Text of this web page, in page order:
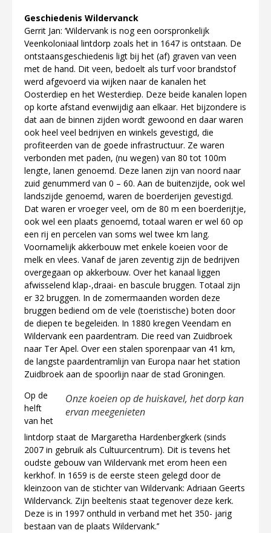
Geschiedenis Wildervanck
Gerrit Jan: ‘Wildervank is nog een oorspronkelijk
Veenkoloniaal lintdorp zoals het in 1647 is ontstaan. De
ontstaansgeschiedenis ligt bij het (af) graven van veen
met de hand. Dit veen, bedoelt als turf voor brandstof
werd afgevoerd via wijken naar de kanalen het
Oosterdiep en het Westerdiep. Deze beide kanalen lopen
op korte afstand evenwijdig aan elkaar. Het bijzondere is
dat aan de binnen zijden wordt gewoond en daar waren
ook heel veel bedrijven en winkels gevestigd, die
profiteerden van de goede infrastructuur. Ze waren
verbonden met paden, (nu wegen) van 80 tot 100m
lengte, lanen genoemd. Deze lanen zijn van noord naar
zuid genummerd van 0 – 60. Aan de buitenzijde, ook wel
landszijde genoemd, waren de boerderijen gevestigd.
Dat waren er vroeger veel, om de 80 m een boerderijtje,
ook wel een plaats genoemd, totaal waren er wel 60 op
een rij en percelen van soms wel twee km lang.
Voornamelijk akkerbouw met enkele koeien voor de
melk en vlees. Vanaf de jaren zeventig zijn de bedrijven
overgegaan op akkerbouw. Over het kanaal liggen
afwisselend klap-,draai- en bascule bruggen. Totaal zijn
er 32 bruggen. In de zomermaanden worden deze
bruggen bediend om de vele (toeristische) boten door
de diepen te begeleiden. In 1880 kregen Veendam en
Wildervank een paardentram. Die reed van Zuidbroek
naar Ter Apel. Over een stalen sporenpaar van 41 km,
de langste paardentramlijn van Europa naar het station
Zuidbroek aan de spoorlijn naar de stad Groningen.
Onze koeien op de huiskavel, het dorp kan
ervan meegenieten
Op de
helft
van het
lintdorp staat de Margaretha Hardenbergkerk (sinds
2007 in gebruik als Cultuurcentrum). Dit is tevens het
oudste gebouw van Wildervank met erom heen een
kerkhof. In 1659 is de eerste steen gelegd door de
kleinzoon van de stichter van Wildervank: Adriaan Geerts
Wildervanck. Zijn beeltenis staat tegenover deze kerk.
Deze is in 1997 onthuld in verband met het 350- jarig
bestaan van de plaats Wildervank.’’